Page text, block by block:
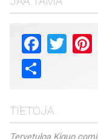
Facebook
Twitter
Share
TIETOJA